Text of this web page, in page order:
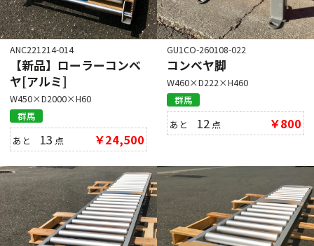
ANC221214-014
【新品】ローラーコンベ
ヤ[アルミ]
W450×D2000×H60
群馬
あと 13 点 ￥24,500
GU1CO-260108-022
コンベヤ脚
W460×D222×H460
群馬
あと 12 点 ￥800